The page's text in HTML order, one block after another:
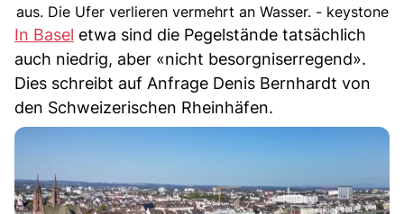
aus. Die Ufer verlieren vermehrt an Wasser. - keystone
In Basel etwa sind die Pegelstände tatsächlich
auch niedrig, aber «nicht besorgniserregend».
Dies schreibt auf Anfrage Denis Bernhardt von
den Schweizerischen Rheinhäfen.